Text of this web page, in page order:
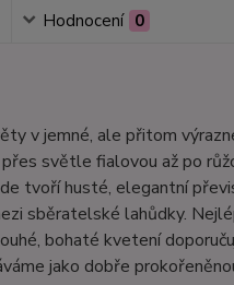
Hodnocení 0
v jemné, ale přitom
světle fialovou až po
tvoří husté, elegantní
sběratelské lahůdky.
bohaté kvetení
jako dobře